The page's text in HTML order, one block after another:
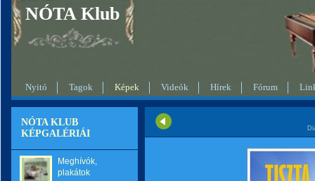
NÓTA Klub
Nyitó Tagok Képek Videók Hírek Fórum
NÓTA KLUB
KÉPGALÉRIÁI
Meghívók,
plakátok